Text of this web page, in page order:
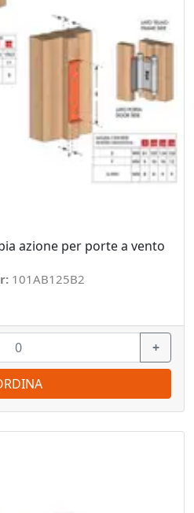
azione per porte a vento
101AB125B2
+